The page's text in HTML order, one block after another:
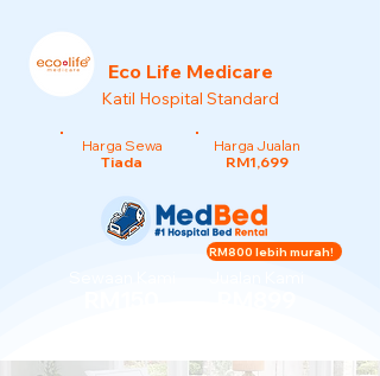
Eco Life Medicare
Katil Hospital Standard
Harga Sewa
Tiada
Harga Jualan
RM1,699
RM800 lebih murah!